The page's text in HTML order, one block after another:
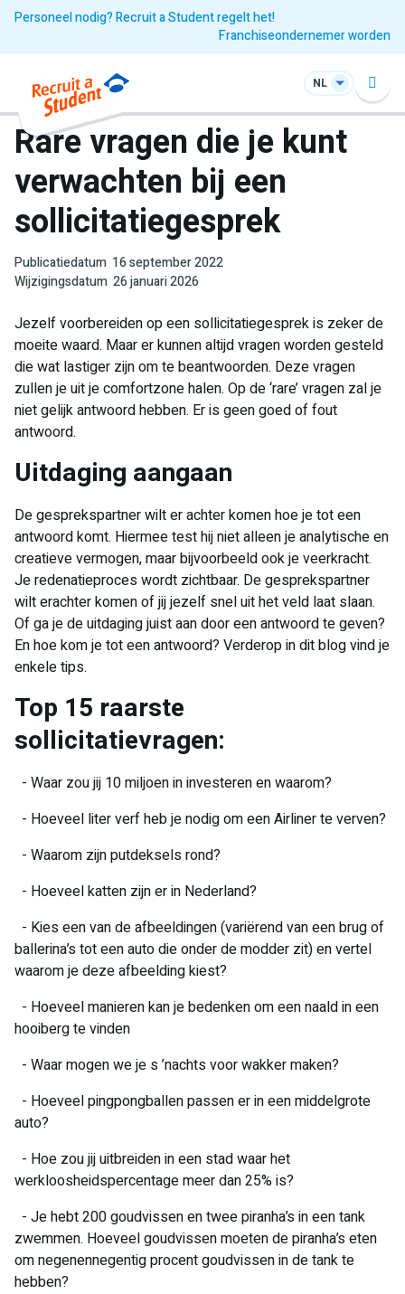
Personeel nodig? Recruit a Student regelt het!
Franchiseondernemer worden
NL
Rare vragen die je kunt
verwachten bij een
sollicitatiegesprek
Publicatiedatum 16 september 2022
Wijzigingsdatum 26 januari 2026
Jezelf voorbereiden op een sollicitatiegesprek is zeker de
moeite waard. Maar er kunnen altijd vragen worden gesteld
die wat lastiger zijn om te beantwoorden. Deze vragen
zullen je uit je comfortzone halen. Op de ‘rare’ vragen zal je
niet gelijk antwoord hebben. Er is geen goed of fout
antwoord.
​Uitdaging aangaan
De gesprekspartner wilt er achter komen hoe je tot een
antwoord komt. Hiermee test hij niet alleen je analytische en
creatieve vermogen, maar bijvoorbeeld ook je veerkracht.
Je redenatieproces wordt zichtbaar. De gesprekspartner
wilt erachter komen of jij jezelf snel uit het veld laat slaan.
Of ga je de uitdaging juist aan door een antwoord te geven?
En hoe kom je tot een antwoord? Verderop in dit blog vind je
enkele tips.
​Top 15 raarste
sollicitatievragen:
- Waar zou jij 10 miljoen in investeren en waarom?
- Hoeveel liter verf heb je nodig om een Airliner te verven?
- Waarom zijn putdeksels rond?
- Hoeveel katten zijn er in Nederland?
- Kies een van de afbeeldingen (variërend van een brug of
ballerina’s tot een auto die onder de modder zit) en vertel
waarom je deze afbeelding kiest?
- Hoeveel manieren kan je bedenken om een naald in een
hooiberg te vinden
- Waar mogen we je s ’nachts voor wakker maken?
- Hoeveel pingpongballen passen er in een middelgrote
auto?
- Hoe zou jij uitbreiden in een stad waar het
werkloosheidspercentage meer dan 25% is?
- Je hebt 200 goudvissen en twee piranha’s in een tank
zwemmen. Hoeveel goudvissen moeten de piranha’s eten
om negenennegentig procent goudvissen in de tank te
hebben?